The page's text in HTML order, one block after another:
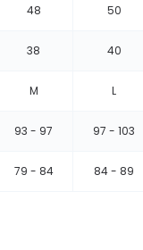
48 50
38 40
M L
93 - 97 97 - 103
79 - 84 84 - 89